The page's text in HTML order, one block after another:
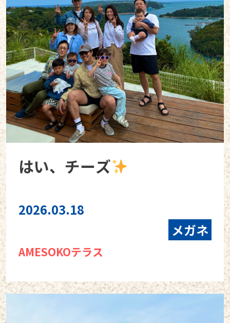
はい、チーズ
2026.03.18
メガネ
AMESOKOテラス